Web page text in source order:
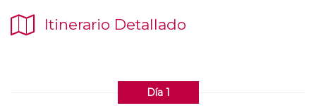
Itinerario Detallado
Día 1